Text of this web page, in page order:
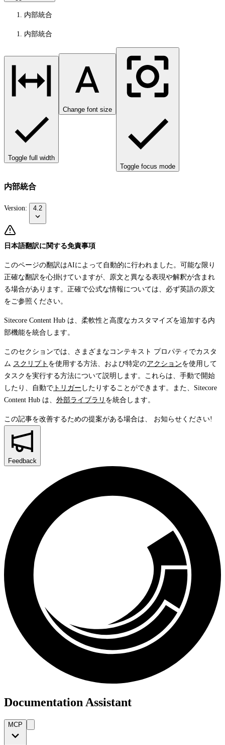
内部統合
内部統合
Toggle full width
Change font size
Toggle focus mode
内部統合
Version: 4.2
日本語翻訳に関する免責事項
このページの翻訳はAIによって自動的に行われました。可能な限り
正確な翻訳を心掛けていますが、原文と異なる表現や解釈が含まれ
る場合があります。正確で公式な情報については、必ず英語の原文
をご参照ください。
Sitecore Content Hub は、柔軟性と高度なカスタマイズを追加する内
部機能を統合します。
このセクションでは、さまざまなコンテキスト プロパティでカスタ
ム スクリプト を使用する方法、および特定のアクションを使用して
タスクを実行する方法について説明します。これらは、手動で開始
したり、自動で トリガー したりすることができます。また、Sitecore
Content Hub は、 外部ライブラリ を統合します。
この記事を改善するための提案がある場合は、 お知らせください!
Feedback
Documentation Assistant
MCP